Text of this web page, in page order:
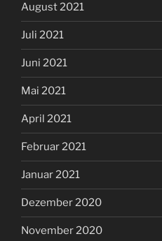
August 2021
Juli 2021
Juni 2021
Mai 2021
April 2021
Februar 2021
Januar 2021
Dezember 2020
November 2020